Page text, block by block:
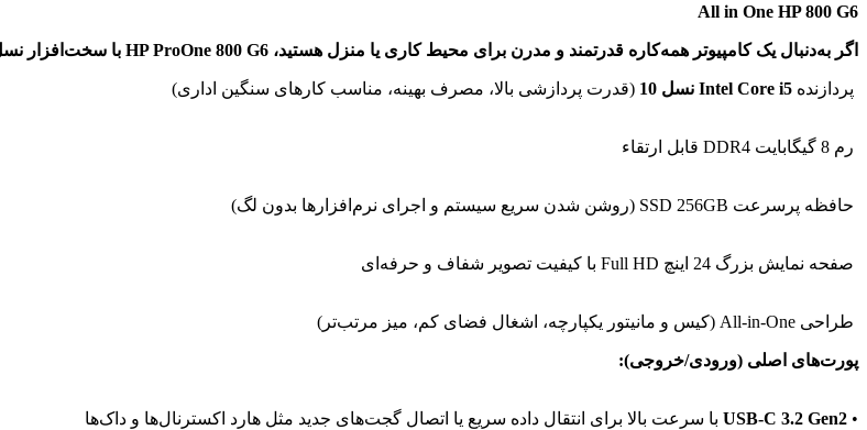
All in One HP 800 G6
اگر به‌دنبال یک کامپیوتر همه‌کاره قدرتمند و مدرن برای محیط کاری یا منزل هستید، HP ProOne 800 G6 با سخت‌افزار نسل جدید انتخابی حرفه‌ای و مطمئن است.
پردازنده Intel Core i5 نسل 10 (قدرت پردازشی بالا، مصرف بهینه، مناسب کارهای سنگین اداری)
رم 8 گیگابایت DDR4 قابل ارتقاء
حافظه پرسرعت SSD 256GB (روشن شدن سریع سیستم و اجرای نرم‌افزارها بدون لگ)
صفحه نمایش بزرگ 24 اینچ Full HD با کیفیت تصویر شفاف و حرفه‌ای
طراحی All-in-One (کیس و مانیتور یکپارچه، اشغال فضای کم، میز مرتب‌تر)
پورت‌های اصلی (ورودی/خروجی):
•
USB-C 3.2 Gen2 با سرعت بالا برای انتقال داده سریع یا اتصال گجت‌های جدید مثل هارد اکسترنال‌ها و داک‌ها